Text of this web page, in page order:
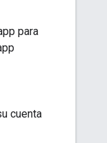
para
cuenta